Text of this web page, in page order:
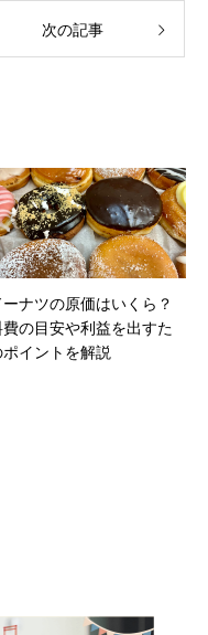
次の記事
ナツの原価はいくら？
の目安や利益を出すた
イントを解説